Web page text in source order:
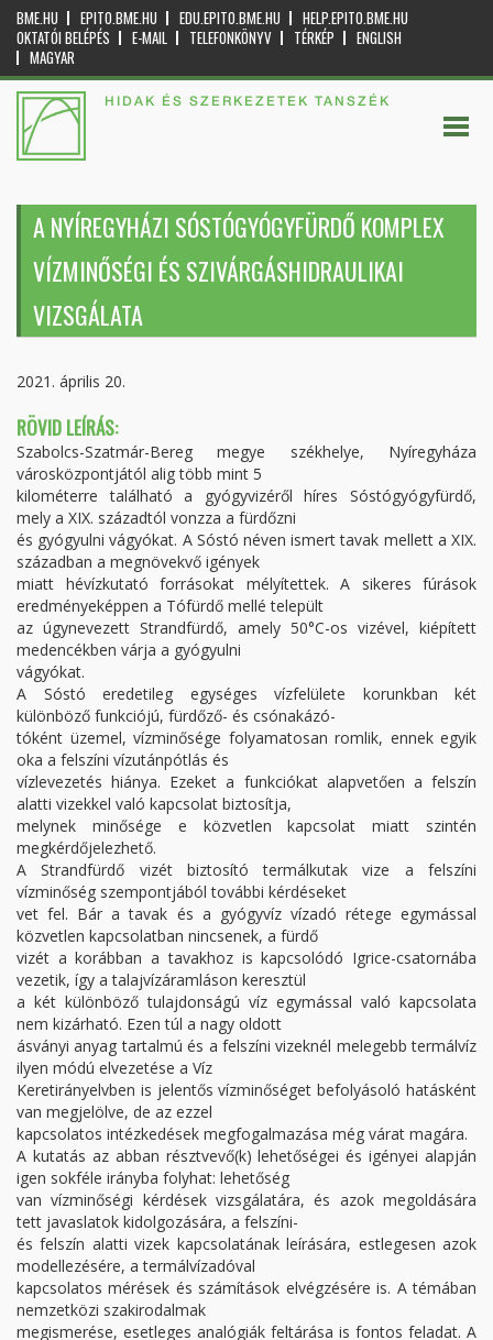
BME.HU EPITO.BME.HU EDU.EPITO.BME.HU
HELP.EPITO.BME.HU
OKTATÓI BELÉPÉS
E-MAIL TELEFONKÖNYV TÉRKÉP
ENGLISH
MAGYAR
HIDAK ÉS SZERKEZETEK TANSZÉK
A NYÍREGYHÁZI SÓSTÓGYÓGYFÜRDŐ KOMPLEX
VÍZMINŐSÉGI ÉS SZIVÁRGÁSHIDRAULIKAI
VIZSGÁLATA
2021. április 20.
RÖVID LEÍRÁS:
Szabolcs-Szatmár-Bereg megye székhelye, Nyíregyháza
városközpontjától alig több mint 5
kilométerre található a gyógyvizéről híres Sóstógyógyfürdő,
mely a XIX. századtól vonzza a fürdőzni
és gyógyulni vágyókat. A Sóstó néven ismert tavak mellett a XIX.
században a megnövekvő igények
miatt hévízkutató forrásokat mélyítettek. A sikeres fúrások
eredményeképpen a Tófürdő mellé települt
az úgynevezett Strandfürdő, amely 50°C-os vizével, kiépített
medencékben várja a gyógyulni
vágyókat.
A Sóstó eredetileg egységes vízfelülete korunkban két
különböző funkciójú, fürdőző- és csónakázó-
tóként üzemel, vízminősége folyamatosan romlik, ennek egyik
oka a felszíni vízutánpótlás és
vízlevezetés hiánya. Ezeket a funkciókat alapvetően a felszín
alatti vizekkel való kapcsolat biztosítja,
melynek minősége e közvetlen kapcsolat miatt szintén
megkérdőjelezhető.
A Strandfürdő vizét biztosító termálkutak vize a felszíni
vízminőség szempontjából további kérdéseket
vet fel. Bár a tavak és a gyógyvíz vízadó rétege egymással
közvetlen kapcsolatban nincsenek, a fürdő
vizét a korábban a tavakhoz is kapcsolódó Igrice-csatornába
vezetik, így a talajvízáramláson keresztül
a két különböző tulajdonságú víz egymással való kapcsolata
nem kizárható. Ezen túl a nagy oldott
ásványi anyag tartalmú és a felszíni vizeknél melegebb termálvíz
ilyen módú elvezetése a Víz
Keretirányelvben is jelentős vízminőséget befolyásoló hatásként
van megjelölve, de az ezzel
kapcsolatos intézkedések megfogalmazása még várat magára.
A kutatás az abban résztvevő(k) lehetőségei és igényei alapján
igen sokféle irányba folyhat: lehetőség
van vízminőségi kérdések vizsgálatára, és azok megoldására
tett javaslatok kidolgozására, a felszíni-
és felszín alatti vizek kapcsolatának leírására, estlegesen azok
modellezésére, a termálvízadóval
kapcsolatos mérések és számítások elvégzésére is. A témában
nemzetközi szakirodalmak
megismerése, esetleges analógiák feltárása is fontos feladat. A